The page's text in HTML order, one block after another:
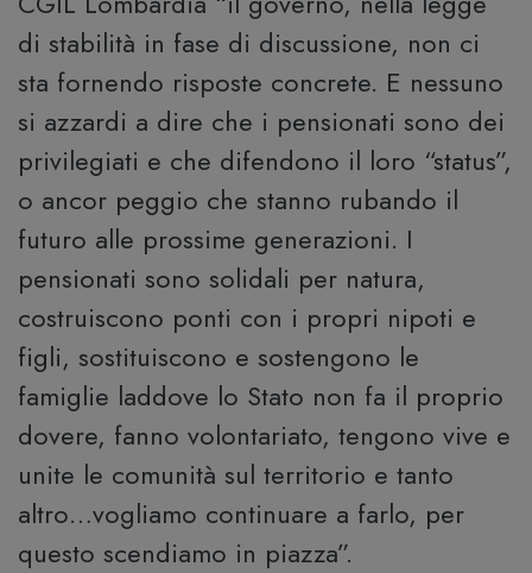
di stabilità in fase di discussione, non ci
sta fornendo risposte concrete. E nessuno
si azzardi a dire che i pensionati sono dei
privilegiati e che difendono il loro “status”,
o ancor peggio che stanno rubando il
futuro alle prossime generazioni. I
pensionati sono solidali per natura,
costruiscono ponti con i propri nipoti e
figli, sostituiscono e sostengono le
famiglie laddove lo Stato non fa il proprio
dovere, fanno volontariato, tengono vive e
unite le comunità sul territorio e tanto
altro…vogliamo continuare a farlo, per
questo scendiamo in piazza”.